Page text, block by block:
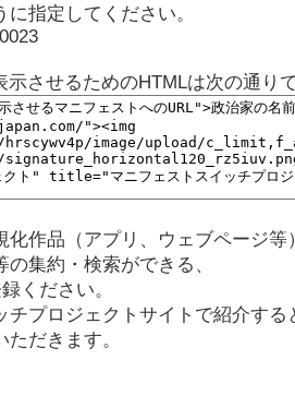
指定してください。
させるためのHTMLは次の通りで
作品（アプリ、ウェブページ等
集約・検索ができる、
ください。
プロジェクトサイトで紹介する
だきます。